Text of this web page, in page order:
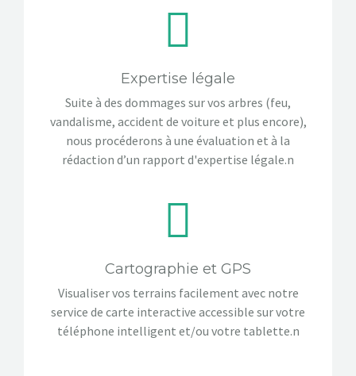
Expertise légale
Suite à des dommages sur vos arbres (feu,
vandalisme, accident de voiture et plus encore),
nous procéderons à une évaluation et à la
rédaction d’un rapport d'expertise légale.n
Cartographie et GPS
Visualiser vos terrains facilement avec notre
service de carte interactive accessible sur votre
téléphone intelligent et/ou votre tablette.n